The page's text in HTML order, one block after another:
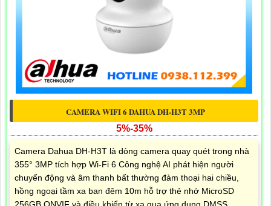
CAMERA WIFI 6 DAHUA DH-H3T 3MP
5%-35%
Camera Dahua DH-H3T là dòng camera quay quét trong nhà
355° 3MP tích hợp Wi-Fi 6 Công nghệ AI phát hiện người
chuyển động và âm thanh bất thường đàm thoại hai chiều,
hồng ngoại tầm xa ban đêm 10m hỗ trợ thẻ nhớ MicroSD